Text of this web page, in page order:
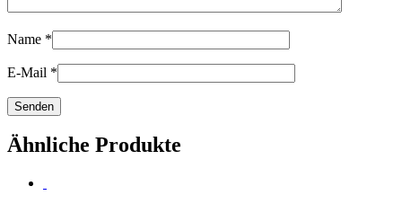
Name *
E-Mail *
Ähnliche Produkte